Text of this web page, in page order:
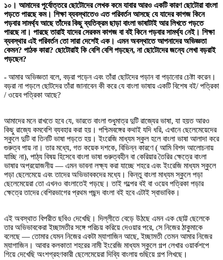
১০। আমাদের পূর্বোত্তরে ছোটোদের লেখক কমে যাবার আরও একটি কারণ ছোটোরা বাংলা
পড়তে পারছে কম। শিক্ষা ব্যবস্থাতেও এত পরিবর্তন আসছে যে যাদের কাগজ কিনে
পড়বার সামর্থ্য আছে তাঁদের কিছু ব্যতিক্রম ছাড়া বাংলা ভাষাটাই আর লিখতে পড়তে
পারছে না। পারছে তারাই যাদের সেরকম কাগজ বা বই কিনে পড়বার সামর্থ্য নেই। শিক্ষা
ব্যবস্থার এই পরিবর্তন তো সারা দেশেই এক। এমন অবস্থাতে আপনাদের অভিজ্ঞতা
কেমন? পাঠক কারা? ছোটোরাই কি বেশি বেশি পড়ছেন, না ছোটোদের জন্যে লেখা বড়রাই
পড়ছেন?
- আমার অভিজ্ঞতা বলে, বড়রা পড়েন এবং তাঁরা ছোটদের পড়ান বা পড়ানোর চেষ্টা করেন।
বড়রা না পড়লে ছোটদের তাঁরা জানাবেন কী করে যে বাংলা ভাষায় একটি বিশেষ বই/ পত্রিকা
/ ওয়েব পত্রিকা আছে?
আমাদের মনে রাখতে হবে যে, ভারতে বাংলা শুধুমাত্র দুটি রাজ্যের ভাষা, যা হয়ত আরও
কিছু রাজ্যে কমবেশি ব্যবহার করা হয়। পশ্চিমবঙ্গের কথাই যদি ধরি, এখানে ছেলেমেয়েদের
স্কুলে দুটি বা তিনটি ভাষা পড়তে হয়। ইংরেজি মাধ্যম স্কুল হলে বাংলা ভাষা আলাদা করে
গুরুত্ব পায় না। তার মধ্যে, গত কয়েক দশকে, বিভিন্ন কারণে ( আমি বিশদ আলোচনায়
যাচ্ছি না), পাঠ্য বিষয় হিসেবে বাংলা ভাষা গুরুত্বহীন বা কেরিয়ার তৈরির ক্ষেত্রে বাংলা
ভাষার অপ্রয়োজনীয় — এমন ভাবনা লক্ষ্য করা যাচ্ছে শহরে এবং ইংরেজি মাধ্যম স্কুলে
পড়া ছেলেমেয়ে এবং তাদের অভিভাবকদের মধ্যে। কিন্তু বাংলা মাধ্যম স্কুলে পড়া
ছেলেমেয়েরা তো এখনও বাংলাতেই পড়ছে। তাই গল্পের বই বা ওয়েব পত্রিকা পড়ার
ক্ষেত্রে তাদের বেশিরভাগের প্রথম পছন্দ বাংলা বই হবে এটাই স্বাভাবিক।
এই অবস্থাত বিপরীত ছবিও দেখেছি। দিল্লীতে বেড়ে উঠছে এমন এক ছোট্ট ছেলেকে
তার অভিভাবকেরা ইচ্ছামতীর সঙ্গে পরিচয় করিয়ে দেওয়ার পরে, সে নিজের ঠাকুমাকে
বলেছে — তোমার যেমন নিজের একটা ম্যাগাজিন আছে, ইচ্ছামতী তেমন আমার নিজের
ম্যাগাজিন। আবার কলকাতা শহরের নামী ইংরেজি মাধ্যম স্কুলে গল্প লেখার ওয়ার্কশপে
গিয়ে দেখেছি অংশগ্রহণকারী ছেলেমেয়েরা দিব্যি বাংলায় গুছিয়ে গল্প লিখছে।